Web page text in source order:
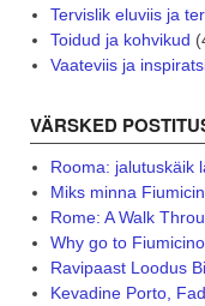
Tervislik eluviis ja
Toidud ja kohvikud
Vaateviis ja
VÄRSKED
Rooma: jalutuskäik
Miks minna
Rome: A Walk
Why go to
Ravipaast Loodus
Kevadine Porto,